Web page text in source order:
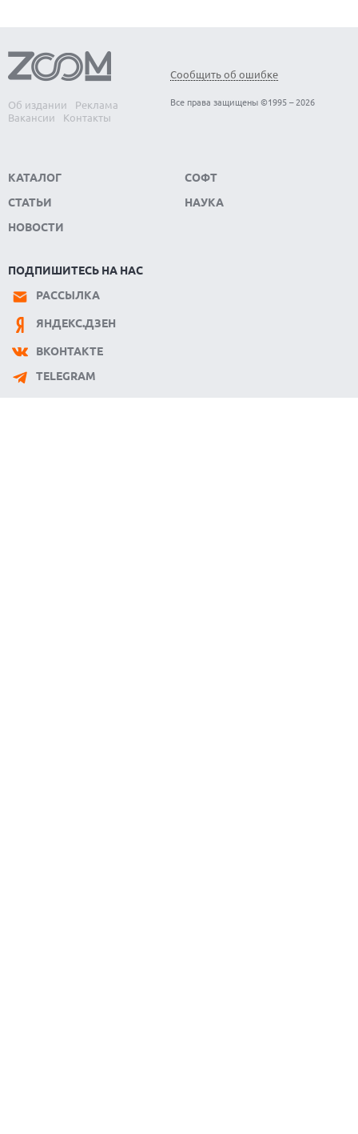
Об издании
Реклама
Вакансии
Контакты
Сообщить об ошибке
Все права защищены ©1995 – 2026
КАТАЛОГ
СТАТЬИ
НОВОСТИ
СОФТ
НАУКА
ПОДПИШИТЕСЬ НА НАС
РАССЫЛКА
ЯНДЕКС.ДЗЕН
ВКОНТАКТЕ
TELEGRAM